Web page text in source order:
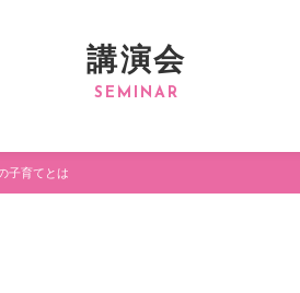
講演会
子育てとは